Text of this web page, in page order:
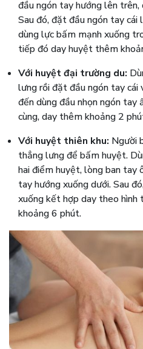
đầu ngón tay hướng lên
Sau đó, đặt đầu ngón tay
dùng lực bấm mạnh xuống
tiếp đó day huyệt thêm
Với huyệt đại trường du:
lưng rồi đặt đầu ngón tay cái
đến dùng đầu nhọn ngón tay
cùng, day thêm khoảng 2
Với huyệt thiên khu: Người
thẳng lưng để bấm huyệt.
hai điểm huyệt, lòng ban tay
tay hướng xuống dưới. Sau
xuống kết hợp day theo hình
khoảng 6 phút.